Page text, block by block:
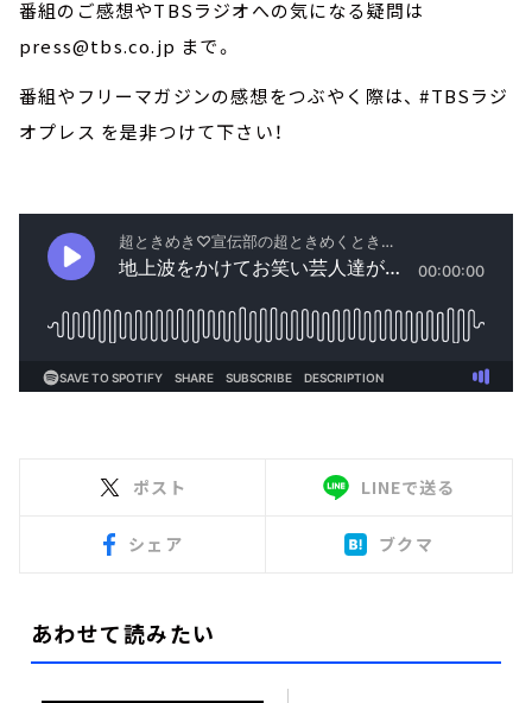
番組のご感想やTBSラジオへの気になる疑問は
press@tbs.co.jp まで。
番組やフリーマガジンの感想をつぶやく際は、 #TBSラジ
オプレス を是非つけて下さい！
ポスト LINEで送る
シェア ブクマ
あわせて読みたい